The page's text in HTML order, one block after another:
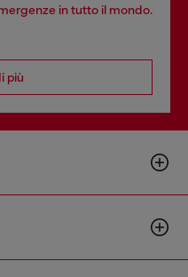
in tutto il mondo.
più